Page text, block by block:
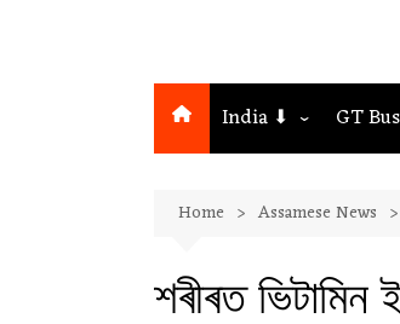
India ⬇
Guwahati
GT
Home Assamese News
শৰীৰত ভিটামিন